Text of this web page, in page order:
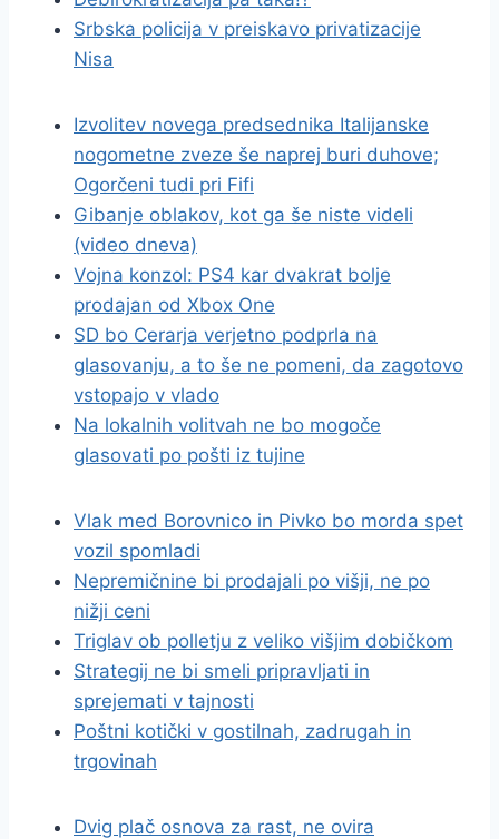
Srbska policija v preiskavo privatizacije
Nisa
Izvolitev novega predsednika Italijanske
nogometne zveze še naprej buri duhove;
Ogorčeni tudi pri Fifi
Gibanje oblakov, kot ga še niste videli
(video dneva)
Vojna konzol: PS4 kar dvakrat bolje
prodajan od Xbox One
SD bo Cerarja verjetno podprla na
glasovanju, a to še ne pomeni, da zagotovo
vstopajo v vlado
Na lokalnih volitvah ne bo mogoče
glasovati po pošti iz tujine
Vlak med Borovnico in Pivko bo morda spet
vozil spomladi
Nepremičnine bi prodajali po višji, ne po
nižji ceni
Triglav ob polletju z veliko višjim dobičkom
Strategij ne bi smeli pripravljati in
sprejemati v tajnosti
Poštni kotički v gostilnah, zadrugah in
trgovinah
Dvig plač osnova za rast, ne ovira